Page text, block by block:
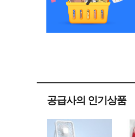
공급사의 인기상품